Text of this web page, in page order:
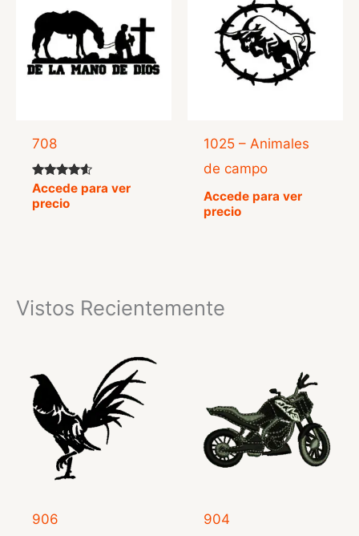
708
Valorado
con
4.36
Accede para ver
precio
1025 – Animales
de campo
Accede para ver
precio
Vistos Recientemente
906 904